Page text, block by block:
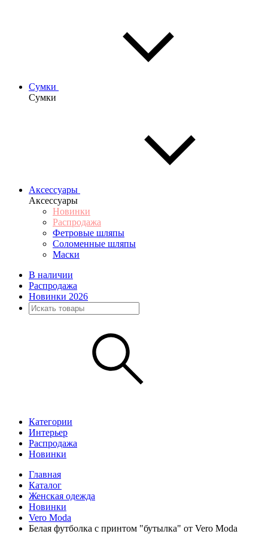
Сумки
Сумки
Аксессуары
Аксессуары
Новинки
Распродажа
Фетровые шляпы
Соломенные шляпы
Маски
В наличии
Распродажа
Новинки 2026
Категории
Интерьер
Распродажа
Новинки
Главная
Каталог
Женская одежда
Новинки
Vero Moda
Белая футболка с принтом "бутылка" от Vero Moda